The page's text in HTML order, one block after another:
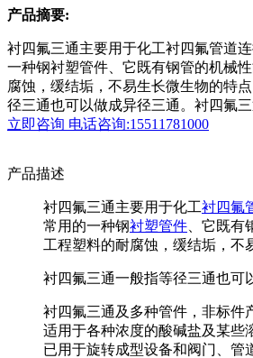
产品摘要:
衬四氟三通主要用于化工衬四氟管道
一种钢衬塑管件、它既有钢管的机械
腐蚀，缓结垢，不易生长微生物的特
径三通也可以做成异径三通。衬四氟
立即咨询 电话咨询:15511781000
产品描述
衬四氟三通主要用于化工衬四氟
常用的一种钢衬塑管件 、它既
工程塑料的耐腐蚀，缓结垢，不
衬四氟三通一般指等径三通也可
衬四氟三通及多种管件，非标件
适用于各种浓度的酸碱盐及某些
已用于旋转成型设备和阀门、管